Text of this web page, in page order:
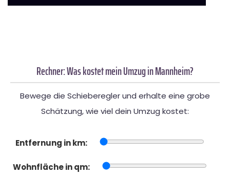
Rechner: Was kostet mein Umzug in Mannheim?
Bewege die Schieberegler und erhalte eine grobe
Schätzung, wie viel dein Umzug kostet:
Entfernung in km:
Wohnfläche in qm: